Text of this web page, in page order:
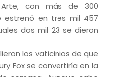
con más de 300
estrenó en tres mil 457
dos mil 23 se dieron
los vaticinios de que
Fox se convertiría en la